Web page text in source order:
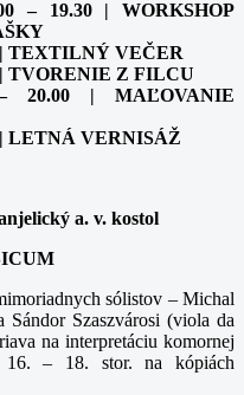
– 19.30 | WORKSHOP
| TEXTILNÝ VEČER
| TVORENIE Z FILCU
20.00 | MAĽOVANIE
| LETNÁ VERNISÁŽ
a. v. kostol
sólistov – Michal
Sándor Szaszvárosi (viola da
na interpretáciu komornej
16. – 18. stor. na kópiách